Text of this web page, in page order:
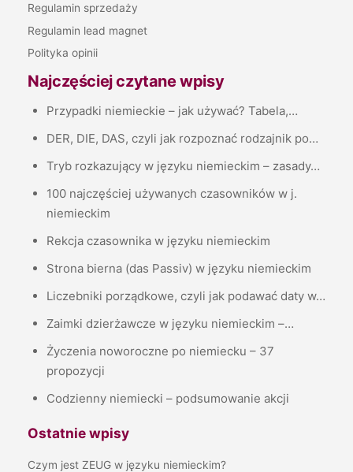
Regulamin sprzedaży
Regulamin lead magnet
Polityka opinii
Najczęściej czytane wpisy
Przypadki niemieckie – jak używać? Tabela,…
DER, DIE, DAS, czyli jak rozpoznać rodzajnik po…
Tryb rozkazujący w języku niemieckim – zasady…
100 najczęściej używanych czasowników w j.
niemieckim
Rekcja czasownika w języku niemieckim
Strona bierna (das Passiv) w języku niemieckim
Liczebniki porządkowe, czyli jak podawać daty w…
Zaimki dzierżawcze w języku niemieckim –…
Życzenia noworoczne po niemiecku – 37
propozycji
Codzienny niemiecki – podsumowanie akcji
Ostatnie wpisy
Czym jest ZEUG w języku niemieckim?